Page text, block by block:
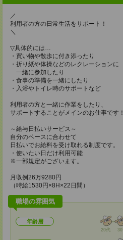
／
利用者の方の日常生活をサポート！
＼
▽具体的には…
・買い物や散歩に付き添ったり
・折り紙や体操などのレクレーションに
一緒に参加したり
・食事の準備を一緒にしたり
・入浴やトイレ時のサポートなど
利用者の方と一緒に作業をしたり、
サポートすることがメインのお仕事です！
～給与日払いサービス～
自分のペースに合わせて
日払いでお給料を受け取れる制度です。
・使いたい日だけ利用可能
※一部規定がございます。
月収例26万9280円
（時給1530円×8H×22日間）
職場の雰囲気
年齢層
20代 30